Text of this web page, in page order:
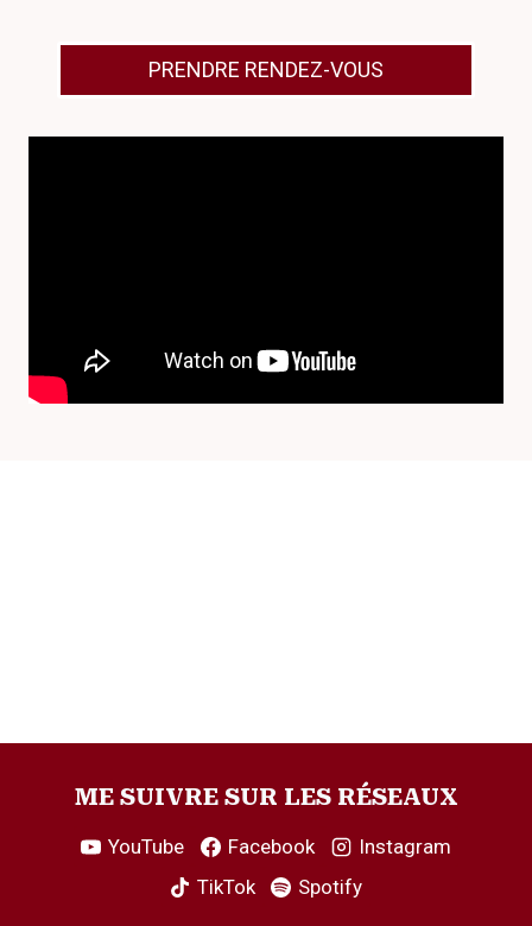
PRENDRE RENDEZ-VOUS
ME SUIVRE SUR LES RÉSEAUX
YouTube Facebook
Instagram
TikTok
Spotify